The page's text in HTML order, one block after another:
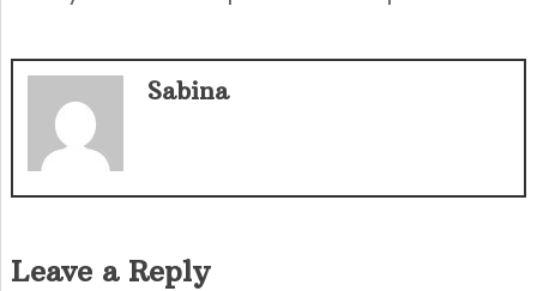
Sabina
Leave a Reply